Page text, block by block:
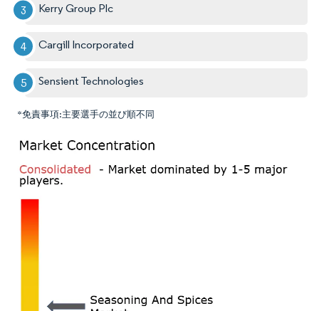
Kerry Group Plc
Cargill Incorporated
Sensient Technologies
*免責事項:主要選手の並び順不同